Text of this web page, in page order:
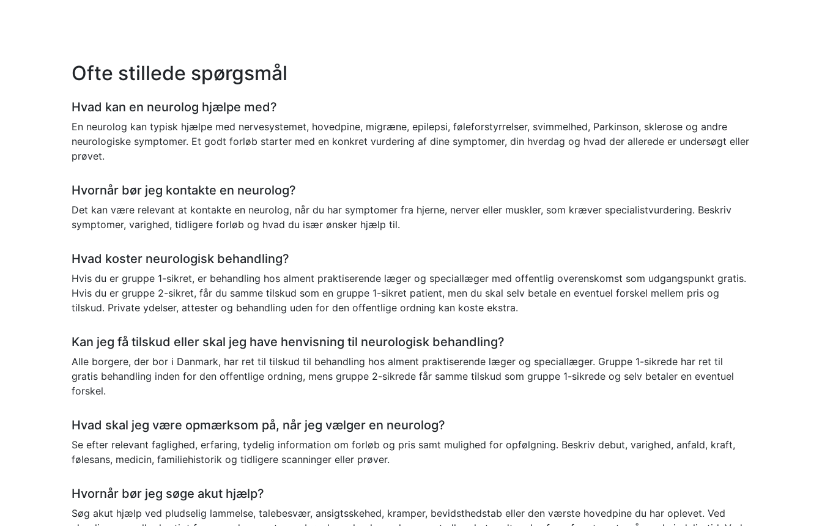
Ofte stillede spørgsmål
Hvad kan en neurolog hjælpe med?
En neurolog kan typisk hjælpe med nervesystemet, hovedpine, migræne, epilepsi, føleforstyrrelser, svimmelhed, Parkinson, sklerose og andre
neurologiske symptomer. Et godt forløb starter med en konkret vurdering af dine symptomer, din hverdag og hvad der allerede er undersøgt eller
prøvet.
Hvornår bør jeg kontakte en neurolog?
Det kan være relevant at kontakte en neurolog, når du har symptomer fra hjerne, nerver eller muskler, som kræver specialistvurdering. Beskriv
symptomer, varighed, tidligere forløb og hvad du især ønsker hjælp til.
Hvad koster neurologisk behandling?
Hvis du er gruppe 1-sikret, er behandling hos alment praktiserende læger og speciallæger med offentlig overenskomst som udgangspunkt gratis.
Hvis du er gruppe 2-sikret, får du samme tilskud som en gruppe 1-sikret patient, men du skal selv betale en eventuel forskel mellem pris og
tilskud. Private ydelser, attester og behandling uden for den offentlige ordning kan koste ekstra.
Kan jeg få tilskud eller skal jeg have henvisning til neurologisk behandling?
Alle borgere, der bor i Danmark, har ret til tilskud til behandling hos alment praktiserende læger og speciallæger. Gruppe 1-sikrede har ret til
gratis behandling inden for den offentlige ordning, mens gruppe 2-sikrede får samme tilskud som gruppe 1-sikrede og selv betaler en eventuel
forskel.
Hvad skal jeg være opmærksom på, når jeg vælger en neurolog?
Se efter relevant faglighed, erfaring, tydelig information om forløb og pris samt mulighed for opfølgning. Beskriv debut, varighed, anfald, kraft,
følesans, medicin, familiehistorik og tidligere scanninger eller prøver.
Hvornår bør jeg søge akut hjælp?
Søg akut hjælp ved pludselig lammelse, talebesvær, ansigtsskehed, kramper, bevidsthedstab eller den værste hovedpine du har oplevet. Ved